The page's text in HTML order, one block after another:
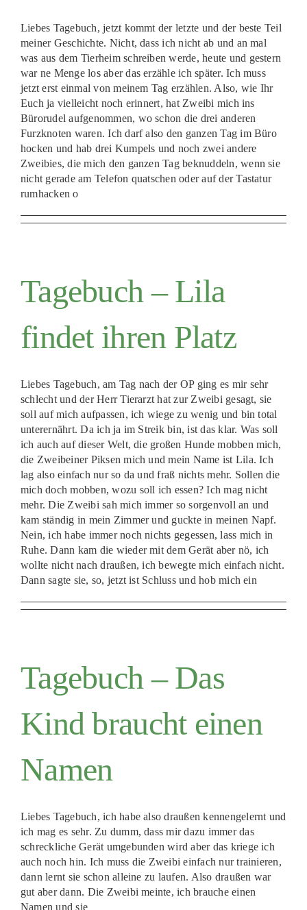
Liebes Tagebuch, jetzt kommt der letzte und der beste Teil
meiner Geschichte. Nicht, dass ich nicht ab und an mal
was aus dem Tierheim schreiben werde, heute und gestern
war ne Menge los aber das erzähle ich später. Ich muss
jetzt erst einmal von meinem Tag erzählen. Also, wie Ihr
Euch ja vielleicht noch erinnert, hat Zweibi mich ins
Bürorudel aufgenommen, wo schon die drei anderen
Furzknoten waren. Ich darf also den ganzen Tag im Büro
hocken und hab drei Kumpels und noch zwei andere
Zweibies, die mich den ganzen Tag beknuddeln, wenn sie
nicht gerade am Telefon quatschen oder auf der Tastatur
rumhacken o
Tagebuch – Lila
findet ihren Platz
Liebes Tagebuch, am Tag nach der OP ging es mir sehr
schlecht und der Herr Tierarzt hat zur Zweibi gesagt, sie
soll auf mich aufpassen, ich wiege zu wenig und bin total
unterernährt. Da ich ja im Streik bin, ist das klar. Was soll
ich auch auf dieser Welt, die großen Hunde mobben mich,
die Zweibeiner Piksen mich und mein Name ist Lila. Ich
lag also einfach nur so da und fraß nichts mehr. Sollen die
mich doch mobben, wozu soll ich essen? Ich mag nicht
mehr. Die Zweibi sah mich immer so sorgenvoll an und
kam ständig in mein Zimmer und guckte in meinen Napf.
Nein, ich habe immer noch nichts gegessen, lass mich in
Ruhe. Dann kam die wieder mit dem Gerät aber nö, ich
wollte nicht nach draußen, ich bewegte mich einfach nicht.
Dann sagte sie, so, jetzt ist Schluss und hob mich ein
Tagebuch – Das
Kind braucht einen
Namen
Liebes Tagebuch, ich habe also draußen kennengelernt und
ich mag es sehr. Zu dumm, dass mir dazu immer das
schreckliche Gerät umgebunden wird aber das kriege ich
auch noch hin. Ich muss die Zweibi einfach nur trainieren,
dann lernt sie schon alleine zu laufen. Also draußen war
gut aber dann. Die Zweibi meinte, ich brauche einen
Namen und sie